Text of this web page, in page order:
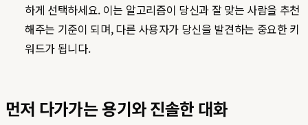
하게 선택하세요. 이는 알고리즘이 당신과 잘 맞는 사람을 추천
해주는 기준이 되며, 다른 사용자가 당신을 발견하는 중요한 키
워드가 됩니다.
먼저 다가가는 용기와 진솔한 대화